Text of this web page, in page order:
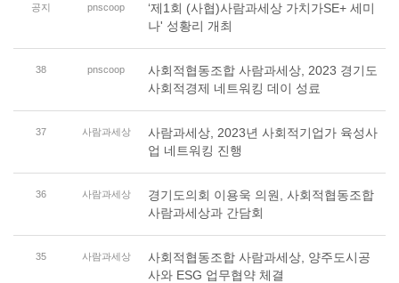
공지 pnscoop
‘제1회 (사협)사람과세상 가치가SE+ 세미
나' 성황리 개최
38 pnscoop
사회적협동조합 사람과세상, 2023 경기도
사회적경제 네트워킹 데이 성료
37 사람과세상
사람과세상, 2023년 사회적기업가 육성사
업 네트워킹 진행
36 사람과세상
경기도의회 이용욱 의원, 사회적협동조합
사람과세상과 간담회
35 사람과세상
사회적협동조합 사람과세상, 양주도시공
사와 ESG 업무협약 체결